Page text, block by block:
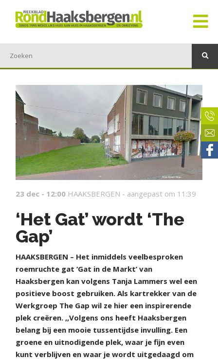
23 dec - 12:00 HAAKSBERGEN - aangepast om 11:39
‘Het Gat’ wordt ‘The
Gap’
HAAKSBERGEN – Het inmiddels veelbesproken
roemruchte gat ‘Gat in de Markt’ van
Haaksbergen kan volgens Tanja Lammers wel een
positieve boost gebruiken. Als kartrekker van de
Werkgroep The Gap wil ze hier een inspirerende
plek creëren. ,,Volgens ons heeft Haaksbergen
belang bij een mooie tussentijdse invulling. Een
groene en uitnodigende plek, waar je fijn even
kunt verblijven en waar je wordt uitgedaagd om